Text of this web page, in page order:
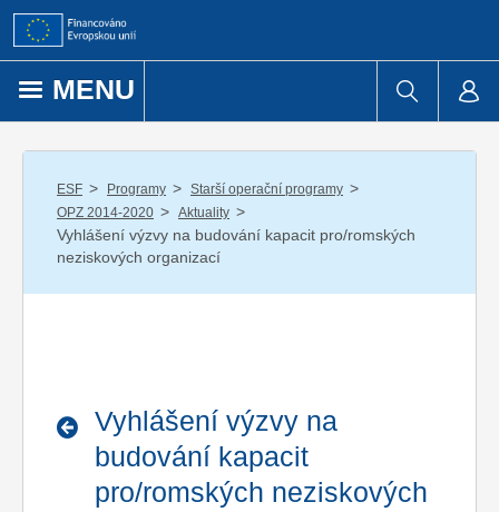
Přejít k obsahu
MENU
ESF / Programy / Starší operační programy /
OPZ 2014-2020 / Aktuality /
Vyhlášení výzvy na budování kapacit pro/romských
neziskových organizací
Vyhlášení výzvy na
budování kapacit
pro/romských neziskových